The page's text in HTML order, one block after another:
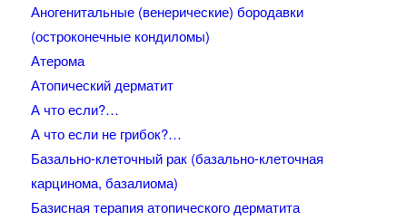
Аногенитальные (венерические) бородавки
(остроконечные кондиломы)
Атерома
Атопический дерматит
А что если?…
А что если не грибок?…
Базально-клеточный рак (базально-клеточная
карцинома, базалиома)
Базисная терапия атопического дерматита